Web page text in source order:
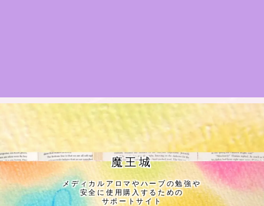
公式ウェブサイト『Botanical Study』
Cジャスミン瑠璃地楽の主な活動先リンク集
プロフィール
魔王城
メディカルアロマやハーブの勉強や
安全に使用購入するための
サポートサイト